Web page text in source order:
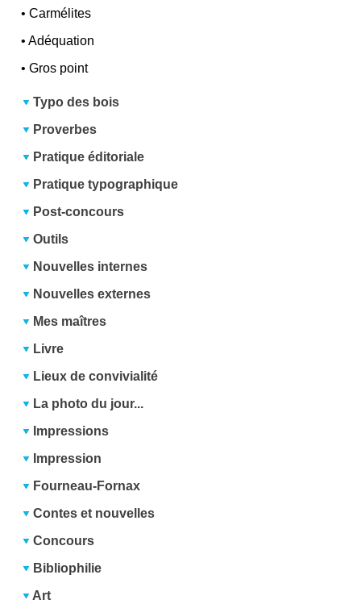
•Carmélites
•Adéquation
•Gros point
Typo des bois
Proverbes
Pratique éditoriale
Pratique typographique
Post-concours
Outils
Nouvelles internes
Nouvelles externes
Mes maîtres
Livre
Lieux de convivialité
La photo du jour...
Impressions
Impression
Fourneau-Fornax
Contes et nouvelles
Concours
Bibliophilie
Art